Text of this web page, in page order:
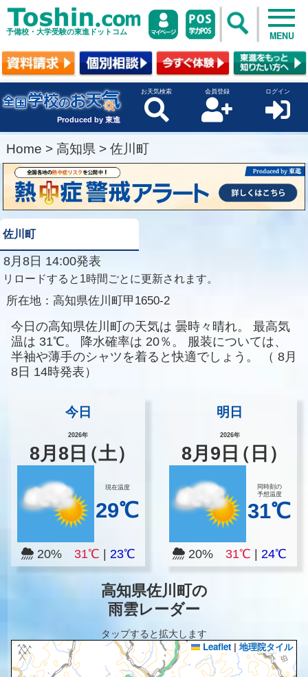
予備校・大学受験の東進ドットコム MENU
Produced by 東進
お天気検索 会員登録 ログイン
Home > 高知県 > 佐川町
佐川町
8月8日 14:00発表
リロードすると1時間ごとに更新されます。
所在地： 高知県佐川町甲1650-2
今日の高知県佐川町の天気は 曇時々晴れ。
最高気
温は 31℃。 降水確率は 20％。
服装については、
半袖や薄手のシャツを着ると快適でしょう。
（ 8月
8日 14時発表）
今日
2026年
8月8 日（土）
現在温度
29℃
20% 31℃ 23℃
明日
2026年
8月 9 日（日）
同時刻の
予想温度
31℃
20%31℃ |24℃
高知県佐川町の
雨雲レーダー
タップすると拡大します
Leaflet | 地理院タイル